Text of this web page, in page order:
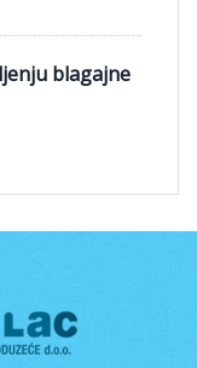
blagajne